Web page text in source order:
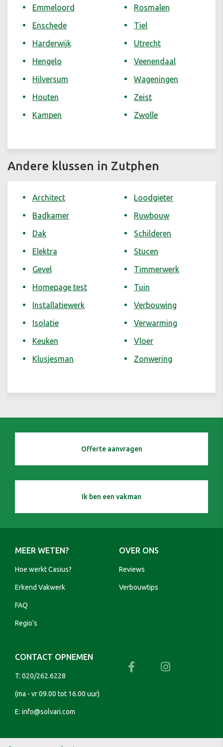
Emmeloord
Enschede
Harderwijk
Hengelo
Hilversum
Houten
Kampen
Rosmalen
Tiel
Utrecht
Veenendaal
Wageningen
Zeist
Zwolle
Andere klussen in Zutphen
Architect
Badkamer
Dak
Elektra
Gevel
Homepage test
Installatiewerk
Isolatie
Keuken
Klusjesman
Loodgieter
Ruwbouw
Schilderen
Stucen
Timmerwerk
Tuin
Verbouwing
Verwarming
Vloer
Zonwering
Offerte aanvragen
Ik ben een vakman
MEER WETEN?
Hoe werkt Casius?
Erkend Vakwerk
FAQ
Regio's
OVER ONS
Reviews
Verbouwtips
CONTACT OPNEMEN
T: 020/262.6228
(ma - vr 09.00 tot 16.00 uur)
E: info@solvari.com